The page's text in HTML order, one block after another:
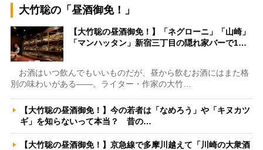
大竹聡の「昼酒御免！」
【大竹聡の昼酒御免！】「ネグローニ」「山崎」
「マンハッタン」新宿三丁目の隠れ家バーで1…
お酒はいつ飲んでもいいものだが、昼から飲むお酒にはまた格
別の味わいがある――。ライター・作家の大竹…
【大竹聡の昼酒御免！】今の若者は「なめろう」や「キヌカツ
ギ」を知らないって本当？ 昔の…
【大竹聡の昼酒御免！】京急線で多摩川越えて「川崎の大衆酒